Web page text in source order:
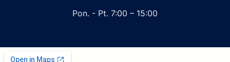
Pon. - Pt. 7:00 – 15:00